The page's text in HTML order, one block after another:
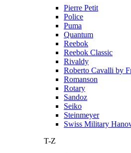
Pierre Petit
Police
Puma
Quantum
Reebok
Reebok Classic
Rivaldy
Roberto Cavalli by
Romanson
Rotary
Sandoz
Seiko
Steinmeyer
Swiss Military
T-Z